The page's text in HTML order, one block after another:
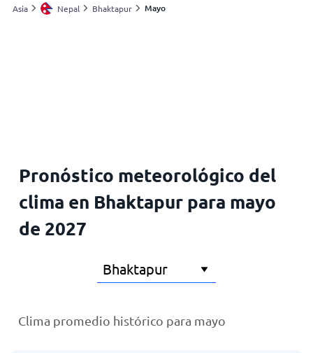
Argentina
Asia Nepal Bhaktapur Mayo
Pronóstico meteorológico del
clima en Bhaktapur para mayo
de 2027
Clima promedio histórico para mayo